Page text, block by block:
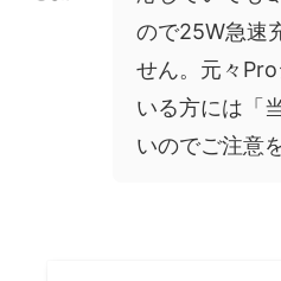
ので25W急速
せん。元々
いる方には「
いのでご注意を